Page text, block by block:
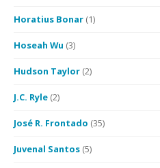
Horatius Bonar (1)
Hoseah Wu (3)
Hudson Taylor (2)
J.C. Ryle (2)
José R. Frontado (35)
Juvenal Santos (5)